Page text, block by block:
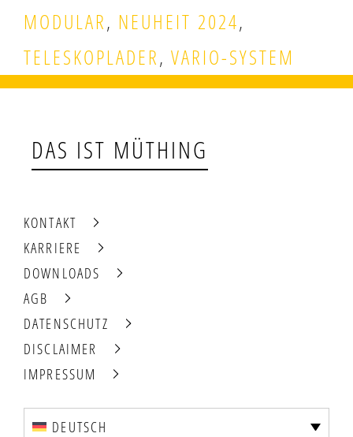
MODULAR, NEUHEIT 2024,
TELESKOPLADER, VARIO-SYSTEM
DAS IST MÜTHING
KONTAKT
KARRIERE
DOWNLOADS
AGB
DATENSCHUTZ
DISCLAIMER
IMPRESSUM
DEUTSCH